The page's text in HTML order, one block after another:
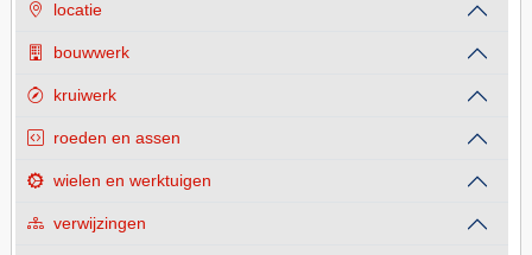
locatie
bouwwerk
kruiwerk
roeden en assen
wielen en werktuigen
verwijzingen